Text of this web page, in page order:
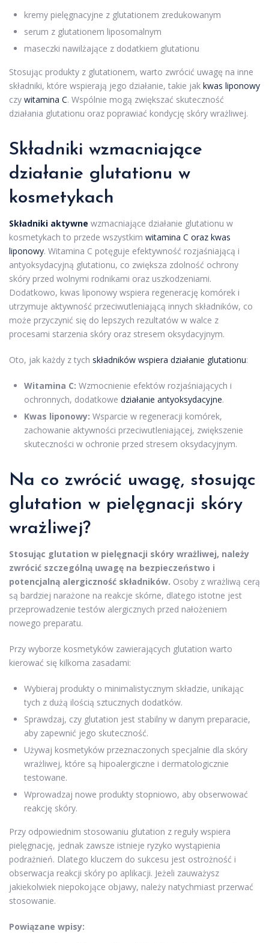
kremy pielęgnacyjne z glutationem zredukowanym
serum z glutationem liposomalnym
maseczki nawilżające z dodatkiem glutationu
Stosując produkty z glutationem, warto zwrócić uwagę na inne
składniki, które wspierają jego działanie, takie jak kwas liponowy
czy witamina C. Wspólnie mogą zwiększać skuteczność
działania glutationu oraz poprawiać kondycję skóry wrażliwej.
Składniki wzmacniające
działanie glutationu w
kosmetykach
Składniki aktywne wzmacniające działanie glutationu w
kosmetykach to przede wszystkim witamina C oraz kwas
liponowy. Witamina C potęguje efektywność rozjaśniającą i
antyoksydacyjną glutationu, co zwiększa zdolność ochrony
skóry przed wolnymi rodnikami oraz uszkodzeniami.
Dodatkowo, kwas liponowy wspiera regenerację komórek i
utrzymuje aktywność przeciwutleniającą innych składników, co
może przyczynić się do lepszych rezultatów w walce z
procesami starzenia skóry oraz stresem oksydacyjnym.
Oto, jak każdy z tych składników wspiera działanie glutationu:
Witamina C: Wzmocnienie efektów rozjaśniających i
ochronnych, dodatkowe działanie antyoksydacyjne.
Kwas liponowy: Wsparcie w regeneracji komórek,
zachowanie aktywności przeciwutleniającej, zwiększenie
skuteczności w ochronie przed stresem oksydacyjnym.
Na co zwrócić uwagę, stosując
glutation w pielęgnacji skóry
wrażliwej?
Stosując glutation w pielęgnacji skóry wrażliwej, należy
zwrócić szczególną uwagę na bezpieczeństwo i
potencjalną alergiczność składników. Osoby z wrażliwą cerą
są bardziej narażone na reakcje skórne, dlatego istotne jest
przeprowadzenie testów alergicznych przed nałożeniem
nowego preparatu.
Przy wyborze kosmetyków zawierających glutation warto
kierować się kilkoma zasadami:
Wybieraj produkty o minimalistycznym składzie, unikając
tych z dużą ilością sztucznych dodatków.
Sprawdzaj, czy glutation jest stabilny w danym preparacie,
aby zapewnić jego skuteczność.
Używaj kosmetyków przeznaczonych specjalnie dla skóry
wrażliwej, które są hipoalergiczne i dermatologicznie
testowane.
Wprowadzaj nowe produkty stopniowo, aby obserwować
reakcję skóry.
Przy odpowiednim stosowaniu glutation z reguły wspiera
pielęgnację, jednak zawsze istnieje ryzyko wystąpienia
podrażnień. Dlatego kluczem do sukcesu jest ostrożność i
obserwacja reakcji skóry po aplikacji. Jeżeli zauważysz
jakiekolwiek niepokojące objawy, należy natychmiast przerwać
stosowanie.
Powiązane wpisy: